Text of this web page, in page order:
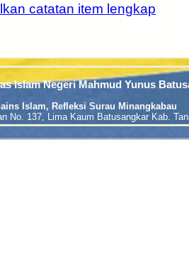
catatan item lengkap
Islam Negeri Mahmud Yunus
Islam, Refleksi Surau Minangkabau
No. 137, Lima Kaum Batusangkar Kab.